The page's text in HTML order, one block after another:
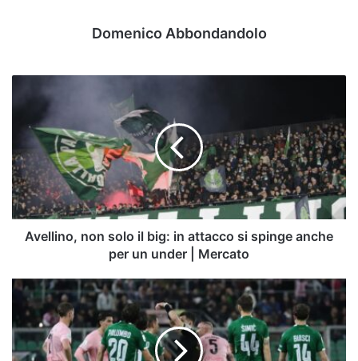
Domenico Abbondandolo
in
attacco
si
spinge
anche
under
Mercato
Avellino, non solo il big: in attacco si spinge anche
per un under | Mercato
Avellino,
spunta
altro
obiettivo